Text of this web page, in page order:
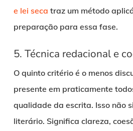
e lei seca traz um método
preparação para essa fase.
5. Técnica redacional e
O quinto critério é o menos
presente em praticamente
qualidade da escrita. Isso não
literário. Significa clareza,